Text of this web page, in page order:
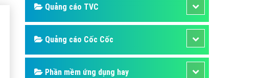
Hỏi đáp quảng cáo Youtube
Thiết kế ứng dụng
Quảng cáo Cốc Cốc hiệu quả
Quảng cáo TVC
Quảng cáo Cốc Cốc
Phần mềm ứng dụng hay